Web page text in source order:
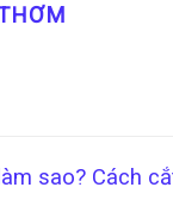
sao? Cách